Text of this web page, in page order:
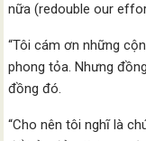
nữa (redouble our
“Tôi cám ơn những
phong tỏa. Nhưng
đồng đó.
“Cho nên tôi nghĩ là